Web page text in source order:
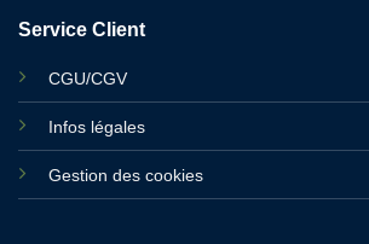
Service Client
CGU/CGV
Infos légales
Gestion des cookies